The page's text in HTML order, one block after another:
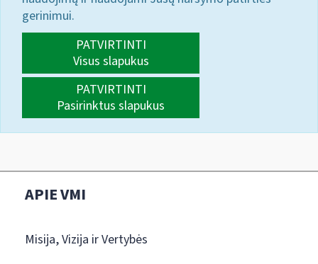
gerinimui.
PATVIRTINTI
Visus slapukus
PATVIRTINTI
Pasirinktus slapukus
APIE VMI
Misija, Vizija ir Vertybės